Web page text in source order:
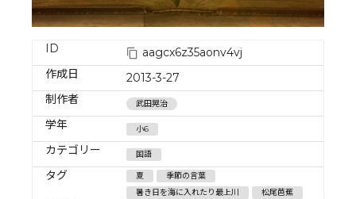
ID
aagcx6z35aonv4vj
作成日
2013-3-27
制作者
武田晃治
学年 小6
カテゴリー 国語
タグ 夏
季節の言葉
暑き日を海に入れたり最上川
松尾芭蕉